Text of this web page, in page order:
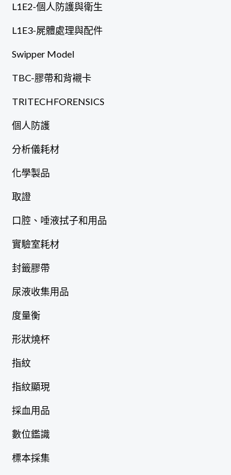
L1E2-個人防護與衛生
L1E3-屍體處理與配件
Swipper Model
TBC-膠帶和背襯卡
TRITECHFORENSICS
個人防護
分析儀耗材
化學製品
取證
口腔、唾液拭子和用品
實驗室耗材
封籤膠帶
尿液收集用品
度量衡
形狀燒杯
指紋
指紋顯現
採血用品
數位鑑識
標本採集